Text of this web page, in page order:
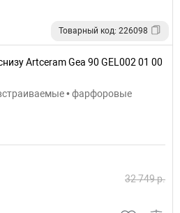
Товарный код: 226098
Artceram Gea 90 GEL002 01 00
• фарфоровые
32 749 р.